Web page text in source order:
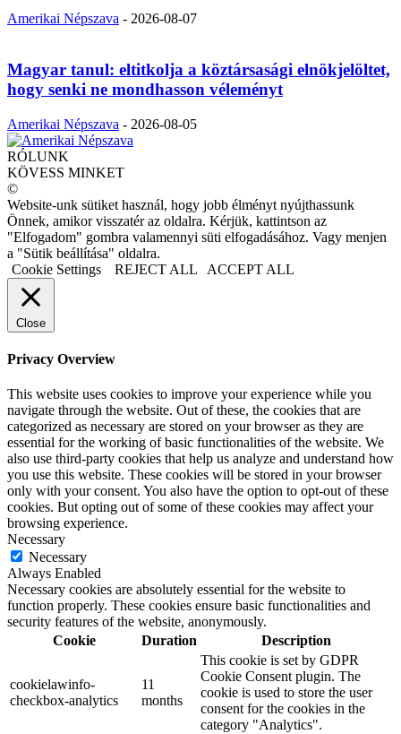
Amerikai Népszava - 2026-08-07
Magyar tanul: eltitkolja a köztársasági elnökjelöltet,
hogy senki ne mondhasson véleményt
Amerikai Népszava - 2026-08-05
RÓLUNK
KÖVESS MINKET
©
Website-unk sütiket használ, hogy jobb élményt nyújthassunk
Önnek, amikor visszatér az oldalra. Kérjük, kattintson az
"Elfogadom" gombra valamennyi süti elfogadásához. Vagy menjen
a "Sütik beállítása" oldalra.
Cookie Settings
REJECT ALL ACCEPT ALL
Close
Privacy Overview
This website uses cookies to improve your experience while you
navigate through the website. Out of these, the cookies that are
categorized as necessary are stored on your browser as they are
essential for the working of basic functionalities of the website. We
also use third-party cookies that help us analyze and understand how
you use this website. These cookies will be stored in your browser
only with your consent. You also have the option to opt-out of these
cookies. But opting out of some of these cookies may affect your
browsing experience.
Necessary
Necessary
Always Enabled
Necessary cookies are absolutely essential for the website to
function properly. These cookies ensure basic functionalities and
security features of the website, anonymously.
Cookie
Duration Description
cookielawinfo-
checkbox-analytics
11
months
This cookie is set by GDPR
Cookie Consent plugin. The
cookie is used to store the user
consent for the cookies in the
category "Analytics".